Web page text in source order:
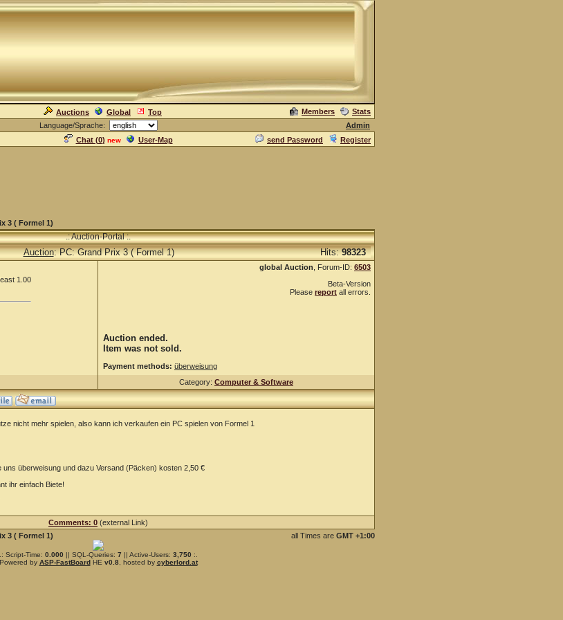
Auctions Global Top Members
Stats
Language/Sprache:
Admin
Chat (0) new User-Map send Password Register
3 ( Formel 1)
.: Auction-Portal :.
Auction: PC: Grand Prix 3 ( Formel 1) Hits:98323
1.00
global Auction , Forum-ID: 6503
Beta-Version
Please report all errors.
Auction ended.
Item was not sold.
Payment methods: überweisung
Category: Computer & Software
nicht mehr spielen, also kann ich verkaufen ein PC spielen von Formel 1
uns überweisung und dazu Versand (Päcken) kosten 2,50 €
ihr einfach Biete!
Comments: 0 (external Link)
3 ( Formel 1) all Times are GMT +1:00
.: Script-Time: 0.000 || SQL-Queries: 7 || Active-Users: 3,750 :.
Powered by ASP-FastBoardHE v0.8, hosted by cyberlord.at